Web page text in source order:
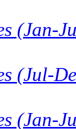
(Jan-
(Jul-
(Jan-